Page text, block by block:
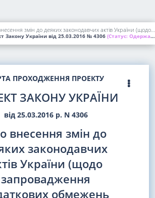
Про внесення змін до деяких законодавчих актів України (щодо запровадження додаткових обмежень при реалізації алкогольних напоїв та вдосконалення положень, що встановлюють відповідальність за порушення правил торгівлі алкогольними напоями чи тютюновими виробами)
Закону України від 25.03.2016 № 4306 (Статус: Одержаний ВР України)
ПРОХОДЖЕННЯ ПРОЕКТУ
ЗАКОНУ УКРАЇНИ
від 25.03.2016 р. N 4306
внесення змін до
законодавчих
України (щодо
запровадження
обмежень